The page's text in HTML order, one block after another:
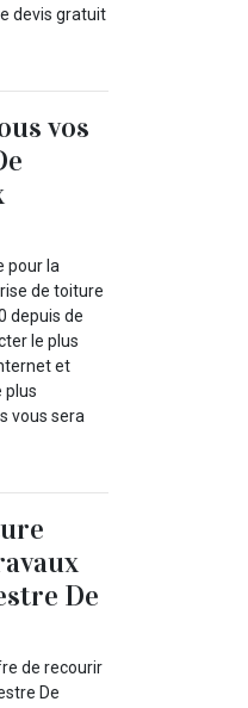
devis gratuit
vos
pour la
de toiture
depuis de
le plus
et
plus
vous sera
De
de recourir
De